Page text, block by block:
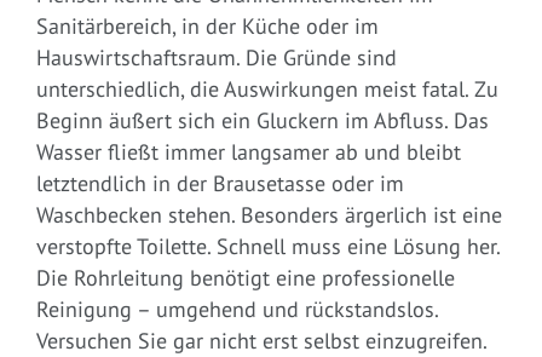
Sanitärbereich, in der Küche oder im
Hauswirtschaftsraum. Die Gründe sind
unterschiedlich, die Auswirkungen meist fatal. Zu
Beginn äußert sich ein Gluckern im Abfluss. Das
Wasser fließt immer langsamer ab und bleibt
letztendlich in der Brausetasse oder im
Waschbecken stehen. Besonders ärgerlich ist eine
verstopfte Toilette. Schnell muss eine Lösung her.
Die Rohrleitung benötigt eine professionelle
Reinigung – umgehend und rückstandslos.
Versuchen Sie gar nicht erst selbst einzugreifen.